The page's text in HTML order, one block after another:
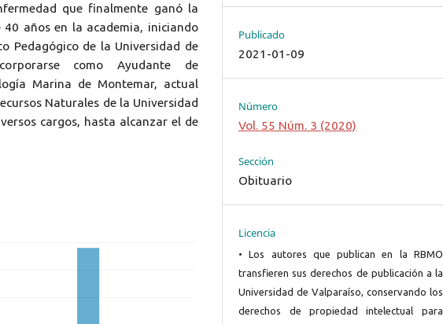
que finalmente ganó la
años en la academia, iniciando
Pedagógico de la Universidad de
como Ayudante de
Marina de Montemar, actual
Naturales de la Universidad
cargos, hasta alcanzar el de
Publicado
2021-01-09
Número
Vol. 55 Núm. 3 (2020)
Sección
Obituario
Licencia
• Los autores que publican en la RBMO
transfieren sus derechos de publicación a la
Universidad de Valparaíso, conservando los
derechos de propiedad intelectual para